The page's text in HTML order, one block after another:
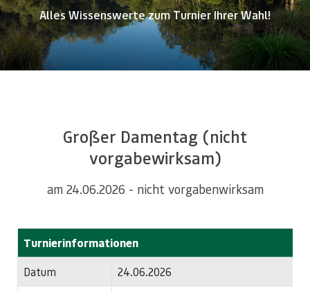
Alles Wissenswerte zum Turnier Ihrer Wahl!
Großer Damentag (nicht
vorgabewirksam)
am 24.06.2026 - nicht vorgabenwirksam
Turnierinformationen
Datum
24.06.2026